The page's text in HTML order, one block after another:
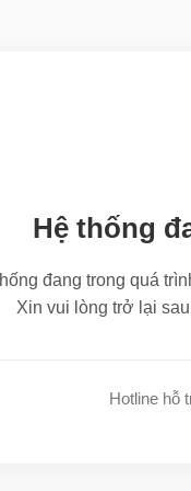
Hệ thống
đang trong quá
Xin vui lòng trở lại
Hotline hỗ